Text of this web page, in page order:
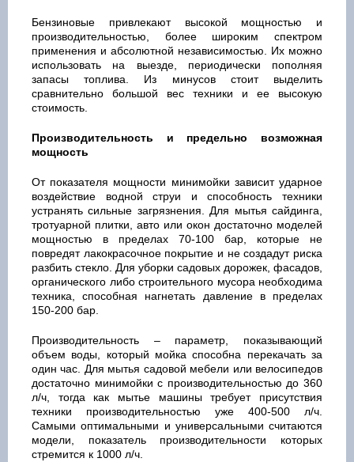
Бензиновые привлекают высокой мощностью и
производительностью, более широким спектром
применения и абсолютной независимостью. Их можно
использовать на выезде, периодически пополняя
запасы топлива. Из минусов стоит выделить
сравнительно большой вес техники и ее высокую
стоимость.
Производительность и предельно возможная
мощность
От показателя мощности минимойки зависит ударное
воздействие водной струи и способность техники
устранять сильные загрязнения. Для мытья сайдинга,
тротуарной плитки, авто или окон достаточно моделей
мощностью в пределах 70-100 бар, которые не
повредят лакокрасочное покрытие и не создадут риска
разбить стекло. Для уборки садовых дорожек, фасадов,
органического либо строительного мусора необходима
техника, способная нагнетать давление в пределах
150-200 бар.
Производительность – параметр, показывающий
объем воды, который мойка способна перекачать за
один час. Для мытья садовой мебели или велосипедов
достаточно минимойки с производительностью до 360
л/ч, тогда как мытье машины требует присутствия
техники производительностью уже 400-500 л/ч.
Самыми оптимальными и универсальными считаются
модели, показатель производительности которых
стремится к 1000 л/ч.